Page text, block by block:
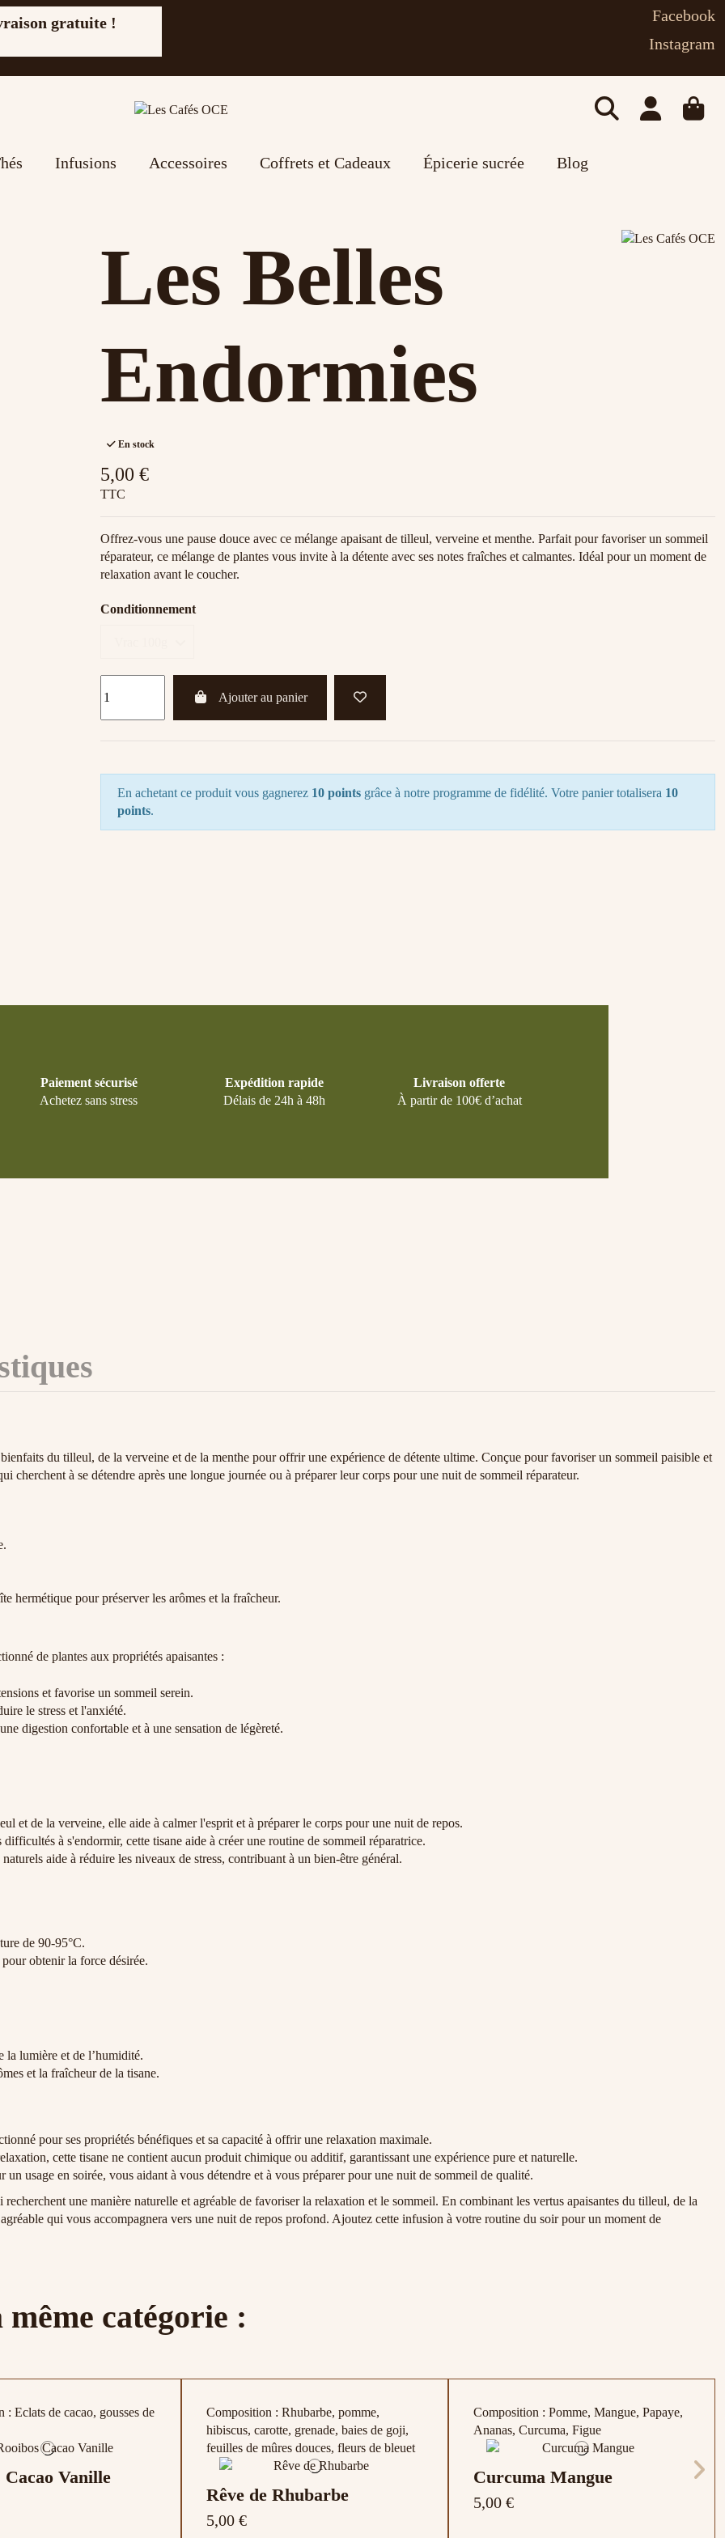
gratuite !
Facebook
Instagram
Infusions Accessoires Coffrets et Cadeaux Épicerie sucrée Blog
Les Belles
Endormies
En stock
5,00 €
TTC
Offrez-vous une pause douce avec ce mélange apaisant de tilleul, verveine et menthe. Parfait pour favoriser un sommeil
réparateur, ce mélange de plantes vous invite à la détente avec ses notes fraîches et calmantes. Idéal pour un moment de
relaxation avant le coucher.
Conditionnement
Ajouter au panier
En achetant ce produit vous gagnerez 10 points grâce à notre programme de fidélité. Votre panier totalisera 10
points.
Paiement sécurisé
Achetez sans stress
Expédition rapide
Délais de 24h à 48h
Livraison offerte
À partir de 100€ d’achat
du tilleul, de la verveine et de la menthe pour offrir une expérience de détente ultime. Conçue pour favoriser un sommeil paisible et
à se détendre après une longue journée ou à préparer leur corps pour une nuit de sommeil réparateur.
hermétique pour préserver les arômes et la fraîcheur.
de plantes aux propriétés apaisantes :
et favorise un sommeil serein.
le stress et l'anxiété.
digestion confortable et à une sensation de légèreté.
et de la verveine, elle aide à calmer l'esprit et à préparer le corps pour une nuit de repos.
à s'endormir, cette tisane aide à créer une routine de sommeil réparatrice.
aide à réduire les niveaux de stress, contribuant à un bien-être général.
de 90-95°C.
obtenir la force désirée.
la lumière et de l’humidité.
et la fraîcheur de la tisane.
pour ses propriétés bénéfiques et sa capacité à offrir une relaxation maximale.
cette tisane ne contient aucun produit chimique ou additif, garantissant une expérience pure et naturelle.
un usage en soirée, vous aidant à vous détendre et à vous préparer pour une nuit de sommeil de qualité.
une manière naturelle et agréable de favoriser la relaxation et le sommeil. En combinant les vertus apaisantes du tilleul, de la
qui vous accompagnera vers une nuit de repos profond. Ajoutez cette infusion à votre routine du soir pour un moment de
catégorie :
: Eclats de cacao, gousses de
Cacao Vanille
Composition : Rhubarbe, pomme,
hibiscus, carotte, grenade, baies de goji,
feuilles de mûres douces, fleurs de bleuet
Rêve de Rhubarbe
5,00 €
Composition : Pomme, Mangue, Papaye,
Ananas, Curcuma, Figue
Curcuma Mangue
5,00 €